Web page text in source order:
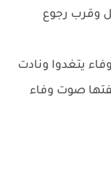
وقرب رجوع
يتغدوا ونادت
صوت وفاء